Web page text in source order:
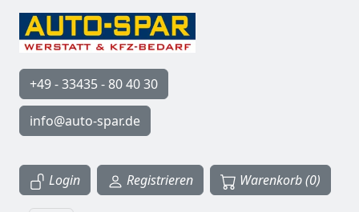
+49 - 33435 - 80 40 30
info@auto-spar.de
Login Registrieren Warenkorb (0)